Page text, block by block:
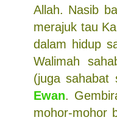
Allah. Nasib
merajuk tau
dalam hidup
Walimah
(juga sahabat
Ewan.
mohor-mohor